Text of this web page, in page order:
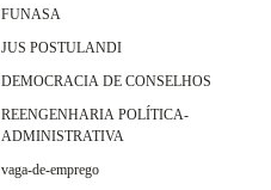
FUNASA
JUS POSTULANDI
DEMOCRACIA DE CONSELHOS
REENGENHARIA POLÍTICA-
ADMINISTRATIVA
vaga-de-emprego